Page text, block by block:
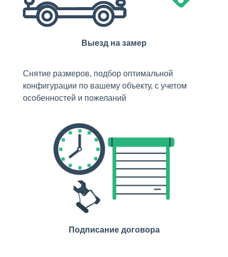
Выезд на замер
Снятие размеров, подбор оптимальной
конфигурации по вашему объекту, с учетом
особенностей и пожеланий
Подписание договора